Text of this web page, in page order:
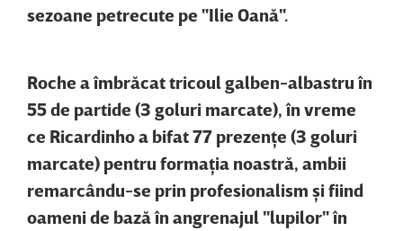
sezoane petrecute pe "Ilie Oană".
Roche a îmbrăcat tricoul galben-albastru în
55 de partide (3 goluri marcate), în vreme
ce Ricardinho a bifat 77 prezenţe (3 goluri
marcate) pentru formaţia noastră, ambii
remarcându-se prin profesionalism şi fiind
oameni de bază în angrenajul "lupilor" în